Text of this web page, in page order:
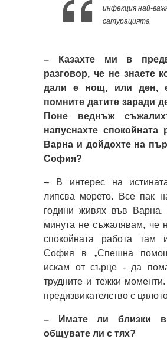
инфекция най-
сатурацията
– Казахте ми в
разговор, че не знаете
дали е нощ, или ден,
помните датите заради
Поне веднъж
напуснахте спокойната
Варна и дойдохте на
София?
– В интерес на
липсва морето. Все пак
години живях във
минута не съжалявам, че
спокойната работа там
София в „Спешна
искам от сърце ​- да
трудните и тежки
предизвикателство с
– Имате ли близки
общувате ли с тях?